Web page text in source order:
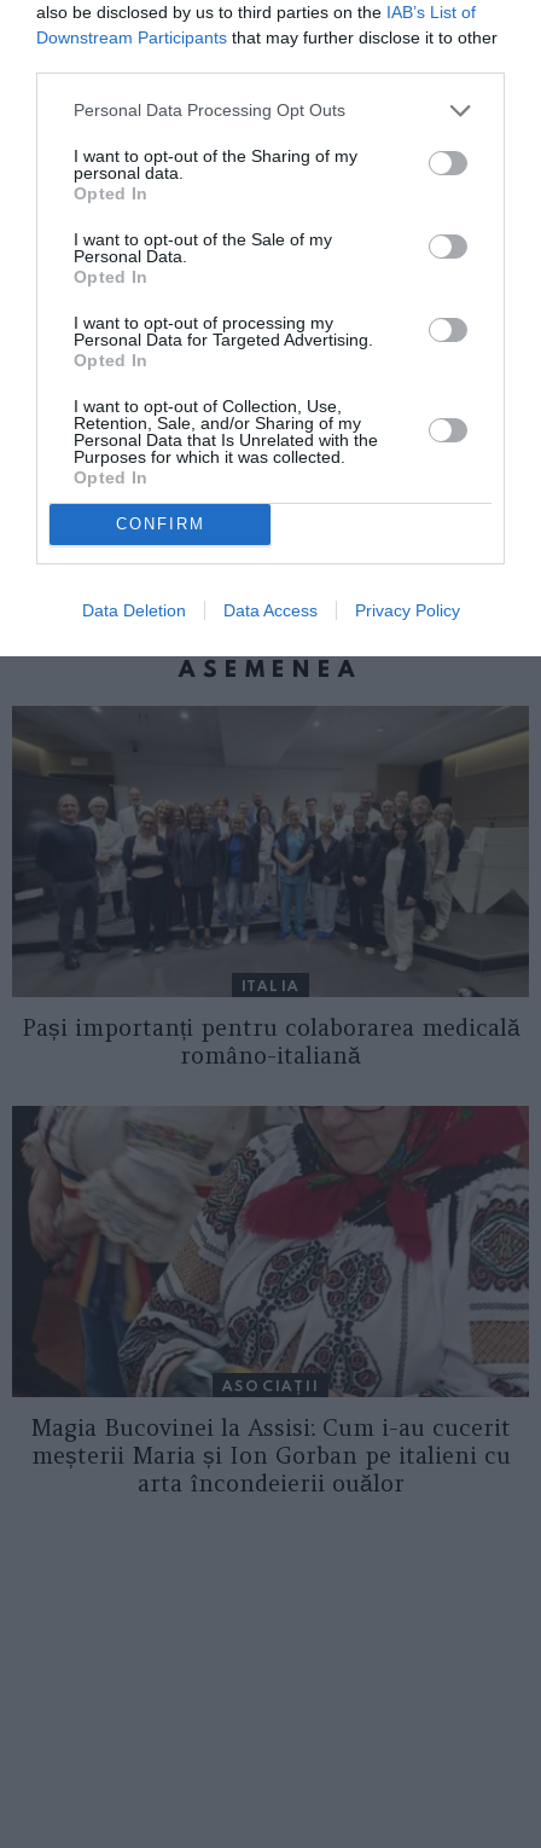
also be disclosed by us to third parties on the IAB’s List of
Downstream Participants that may further disclose it to other
Personal Data Processing Opt Outs
I want to opt-out of the Sharing of my
personal data.
Opted In
I want to opt-out of the Sale of my
Personal Data.
Opted In
I want to opt-out of processing my
Personal Data for Targeted Advertising.
Opted In
I want to opt-out of Collection, Use,
Retention, Sale, and/or Sharing of my
Personal Data that Is Unrelated with the
Purposes for which it was collected.
Opted In
CONFIRM
Data Deletion Data Access Privacy Policy
vacanță cu părinții
situațiile de violență domestică și necesitatea
protejării persoanelor vulnerabile. Autoritățile
continuă să investigheze circumstanțele acestui
incident pentru a asigura justiția și siguranța tuturor
celor implicați.
STIRI ITALIA
Rupere de nori în Italia de Ferragosto,
teroare pe plajă, inundații, rafale de 130
km/h
Român de 38 de ani moare într-o tragedie
rutieră în Italia în noaptea de Ferragosto
ASEMENEA
ITALIA
Pași importanți pentru colaborarea medicală
româno-italiană
ASOCIAŢII
Magia Bucovinei la Assisi: Cum i-au cucerit
meșterii Maria și Ion Gorban pe italieni cu
arta încondeierii ouălor